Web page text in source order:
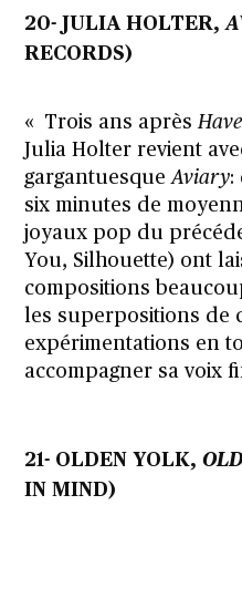
20- JULIA HOLTER,
RECORDS)
« Trois ans après
Julia Holter revient
gargantuesqueAviary:
six minutes de
joyaux pop du
You, Silhouette) ont
compositions
les superpositions de
expérimentations en
accompagner sa voix
21- OLDEN YOLK,
IN MIND)